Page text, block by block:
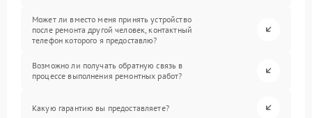
Может ли вместо меня принять устройство
после ремонта другой человек, контактный
телефон которого я предоставлю?
Возможно ли получать обратную связь в
процессе выполнения ремонтных работ?
Какую гарантию вы предоставляете?